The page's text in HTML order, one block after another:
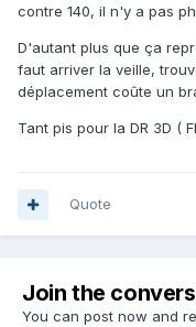
contre 140, il n'y a pas
D'autant plus que ça
faut arriver la veille,
déplacement coûte un
Tant pis pour la DR 3D (
Quote
Join the
You can post now and